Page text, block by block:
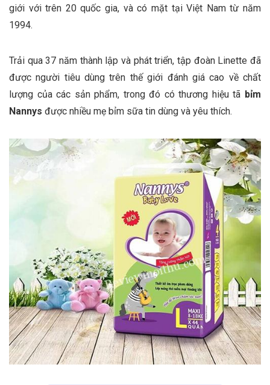
giới với trên 20 quốc gia, và có mặt tại Việt Nam từ năm
1994.
Trải qua 37 năm thành lập và phát triển, tập đoàn Linette đã
được người tiêu dùng trên thế giới đánh giá cao về chất
lượng của các sản phẩm, trong đó có thương hiệu tã bỉm
Nannys được nhiều mẹ bỉm sữa tin dùng và yêu thích.